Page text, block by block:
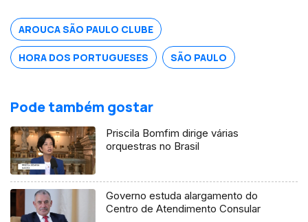
AROUCA SÃO PAULO CLUBE
HORA DOS PORTUGUESES SÃO PAULO
Pode também gostar
Priscila Bomfim dirige várias
orquestras no Brasil
Governo estuda alargamento do
Centro de Atendimento Consular